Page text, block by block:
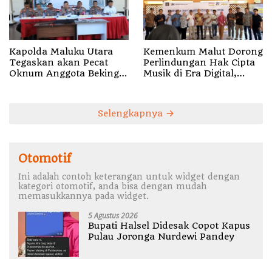
Kapolda Maluku Utara
Tegaskan akan Pecat
Oknum Anggota Bekingi
Kemenkum Malut Dorong
Perlindungan Hak Cipta
Musik di Era Digital,
Selengkapnya
Otomotif
Ini adalah contoh keterangan untuk widget dengan
kategori otomotif, anda bisa dengan mudah
memasukkannya pada widget.
5 Agustus 2026
Bupati Halsel Didesak Copot Kapus
Pulau Joronga Nurdewi Pandey